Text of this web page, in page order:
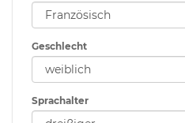
Geschlecht
Sprachalter